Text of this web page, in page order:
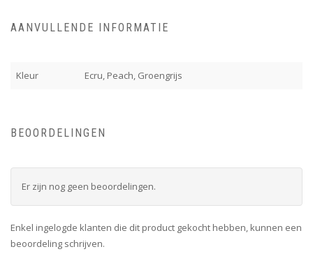
AANVULLENDE INFORMATIE
Kleur Ecru, Peach, Groengrijs
BEOORDELINGEN
Er zijn nog geen beoordelingen.
Enkel ingelogde klanten die dit product gekocht hebben, kunnen een
beoordeling schrijven.